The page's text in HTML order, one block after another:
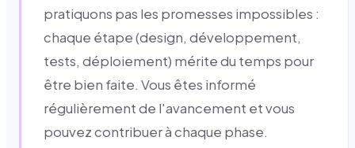
pratiquons pas les promesses impossibles :
chaque étape (design, développement,
tests, déploiement) mérite du temps pour
être bien faite. Vous êtes informé
régulièrement de l'avancement et vous
pouvez contribuer à chaque phase.